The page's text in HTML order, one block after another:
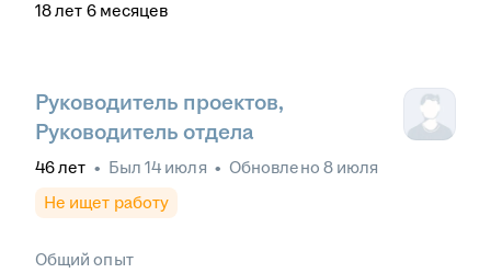
18лет 6 месяцев
Руководитель проектов,
Руководитель отдела
46лет • Был 14 июля • Обновлено 8 июля
Не ищет работу
Общий опыт